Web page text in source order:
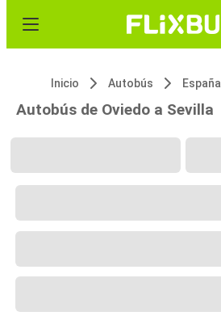
Inicio Autobús España
Autobús de Oviedo a Sevilla